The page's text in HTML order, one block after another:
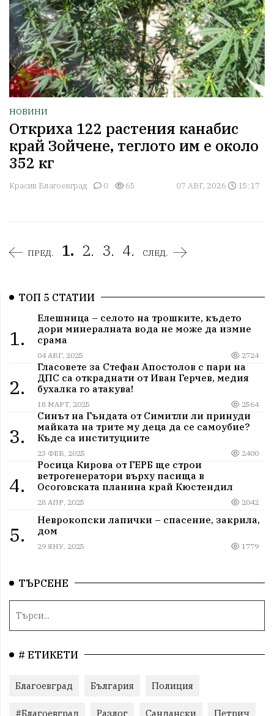
НОВИНИ
Откриха 122 растения канабис
край Зойчене, теглото им е около
352 кг
Красив Благоевград 0 65 07 АВГ, 2026 15:17
ПРЕД. 1. 2. 3. 4. СЛЕД.
ТОП 5 СТАТИИ
1.
Елешница – селото на трошките, където
дори минералната вода не може да измие
срама
04 АВГ, 2025 2724
2.
Гласовете за Стефан Апостолов с пари на
ДПС са откраднати от Иван Герчев, медия
бухалка го атакува!
18 МАРТ, 2025 2564
3.
Синът на Гъндата от Симитли ли принуди
майката на трите му деца да се самоубие?
Къде са институциите
23 ФЕВ, 2025 2400
4.
Росица Кирова от ГЕРБ ще строи
ветрогенератори върху пасища в
Осоговската планина край Кюстендил
28 АПР, 2025 2042
5.
Неврокопски лапички – спасение, закрила,
дом
29 ЯНУ, 2025 1779
ТЪРСЕНЕ
# ЕТИКЕТИ
Благоевград България Полиция
#Благоевград Разлог Сандански Петрич